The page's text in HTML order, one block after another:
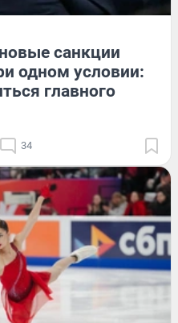
санкции
одном условии:
главного
34